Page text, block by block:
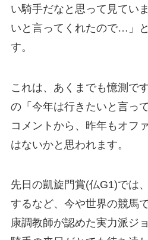
い騎手だなと思って見てい
いと言ってくれたので…」
す。
これは、あくまでも憶測で
の「今年は行きたいと言っ
コメントから、昨年もオフ
はないかと思われます。
先日の凱旋門賞(仏G1)では
するなど、今や世界の競馬
康調教師が認めた実力派ジ